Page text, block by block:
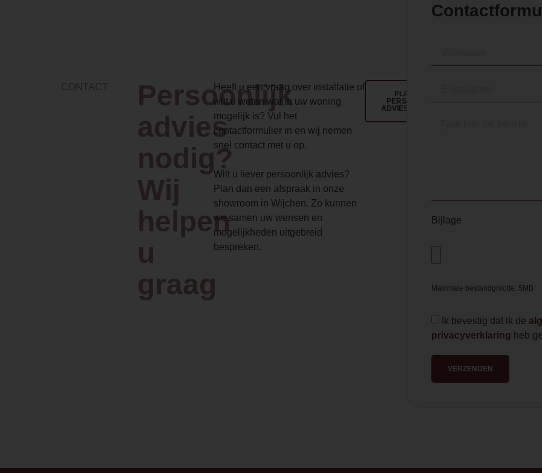
CONTACT
Persoonlijk
advies
nodig?
Wij
helpen
u
graag
Heeft u een vraag over installatie of
wilt u weten wat in uw woning
mogelijk is? Vul het
contactformulier in en wij nemen
snel contact met u op.
Wilt u liever persoonlijk advies?
Plan dan een afspraak in onze
showroom in Wijchen. Zo kunnen
we samen uw wensen en
mogelijkheden uitgebreid
bespreken.
PLAN EEN
PERSOONLIJK
ADVIESGESPREK
Bijlage
Maximale bestandgrootte: 5MB
Ik bevestig dat ik de
privacyverklaring heb
VERZENDEN